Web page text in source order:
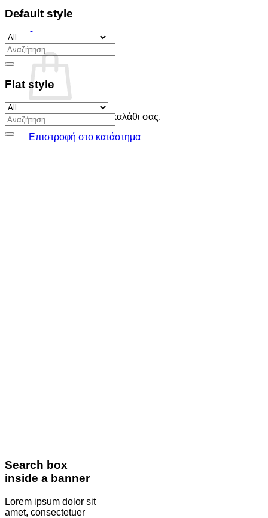
0
Καλάθι
Κανένα προϊόν στο καλάθι σας.
Επιστροφή στο κατάστημα
Default style
Αναζήτηση
για:
Flat style
Αναζήτηση
για:
Search box
inside a banner
Lorem ipsum dolor sit
amet, consectetuer